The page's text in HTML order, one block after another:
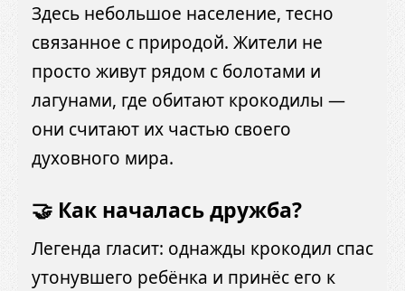
Здесь небольшое население, тесно
связанное с природой. Жители не
просто живут рядом с болотами и
лагунами, где обитают крокодилы —
они считают их частью своего
духовного мира.
🤝 Как началась дружба?
Легенда гласит: однажды крокодил спас
утонувшего ребёнка и принёс его к